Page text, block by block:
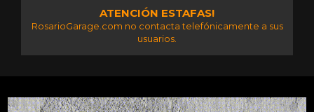
ATENCIÓN ESTAFAS!
RosarioGarage.com no contacta telefónicamente a sus
usuarios.